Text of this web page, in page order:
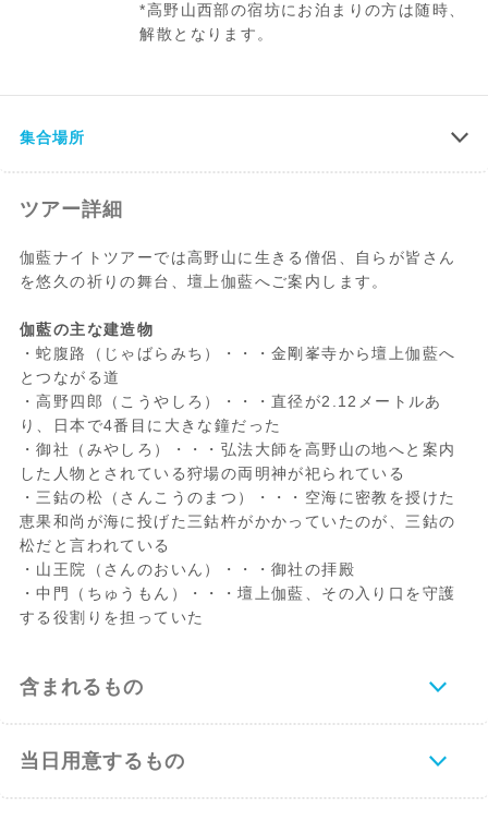
*高野山西部の宿坊にお泊まりの方は随時、
解散となります。
集合場所
ツアー詳細
伽藍ナイトツアーでは高野山に生きる僧侶、自らが皆さん
を悠久の祈りの舞台、壇上伽藍へご案内します。
伽藍の主な建造物
・蛇腹路（じゃばらみち）・・・金剛峯寺から壇上伽藍へ
とつながる道
・高野四郎（こうやしろ）・・・直径が2.12メートルあ
り、日本で4番目に大きな鐘だった
・御社（みやしろ）・・・弘法大師を高野山の地へと案内
した人物とされている狩場の両明神が祀られている
・三鈷の松（さんこうのまつ）・・・空海に密教を授けた
恵果和尚が海に投げた三鈷杵がかかっていたのが、三鈷の
松だと言われている
・山王院（さんのおいん）・・・御社の拝殿
・中門（ちゅうもん）・・・壇上伽藍、その入り口を守護
する役割りを担っていた
含まれるもの
当日用意するもの